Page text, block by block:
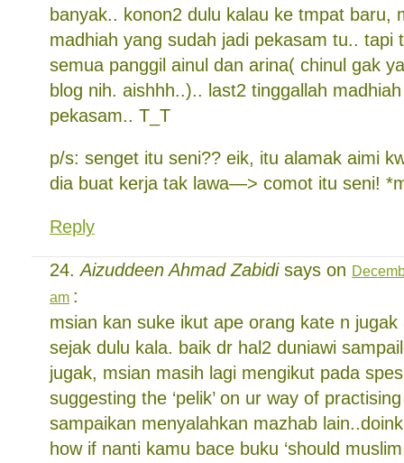
banyak.. konon2 dulu kalau ke tmpat baru,
madhiah yang sudah jadi pekasam tu.. tapi
semua panggil ainul dan arina( chinul gak
blog nih. aishhh..).. last2 tinggallah
pekasam.. T_T
p/s: senget itu seni?? eik, itu alamak aimi
dia buat kerja tak lawa—> comot itu seni!
Reply
Aizuddeen Ahmad Zabidisays on
am :
msian kan suke ikut ape orang kate n jugak
sejak dulu kala. baik dr hal2 duniawi
jugak, msian masih lagi mengikut pada
suggesting the ‘pelik’ on ur way of
sampaikan menyalahkan mazhab
how if nanti kamu bace buku ‘should